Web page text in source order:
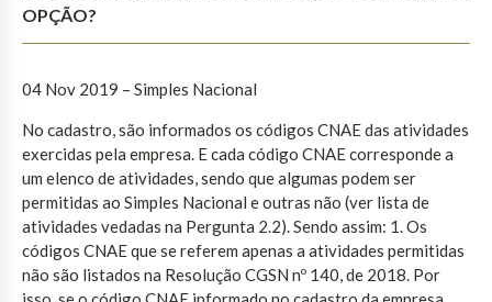
OPÇÃO?
04 Nov 2019 – Simples Nacional
No cadastro, são informados os códigos CNAE das atividades
exercidas pela empresa. E cada código CNAE corresponde a
um elenco de atividades, sendo que algumas podem ser
permitidas ao Simples Nacional e outras não (ver lista de
atividades vedadas na Pergunta 2.2). Sendo assim: 1. Os
códigos CNAE que se referem apenas a atividades permitidas
não são listados na Resolução CGSN nº 140, de 2018. Por